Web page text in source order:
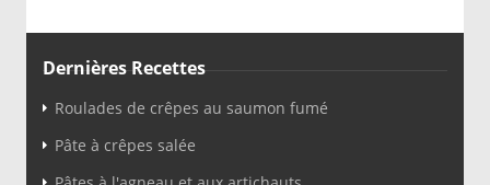
Dernières Recettes
Roulades de crêpes au saumon fumé
Pâte à crêpes salée